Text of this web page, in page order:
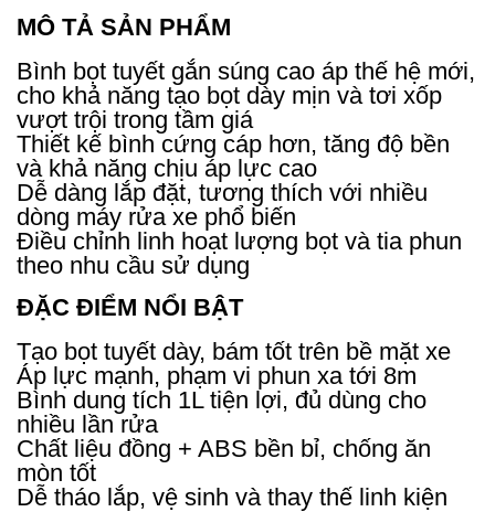
MÔ TẢ SẢN PHẨM
Bình bọt tuyết gắn súng cao áp thế hệ mới,
cho khả năng tạo bọt dày mịn và tơi xốp
vượt trội trong tầm giá
Thiết kế bình cứng cáp hơn, tăng độ bền
và khả năng chịu áp lực cao
Dễ dàng lắp đặt, tương thích với nhiều
dòng máy rửa xe phổ biến
Điều chỉnh linh hoạt lượng bọt và tia phun
theo nhu cầu sử dụng
ĐẶC ĐIỂM NỔI BẬT
Tạo bọt tuyết dày, bám tốt trên bề mặt xe
Áp lực mạnh, phạm vi phun xa tới 8m
Bình dung tích 1L tiện lợi, đủ dùng cho
nhiều lần rửa
Chất liệu đồng + ABS bền bỉ, chống ăn
mòn tốt
Dễ tháo lắp, vệ sinh và thay thế linh kiện